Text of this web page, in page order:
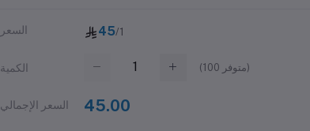
السعر 45/1
الكمية (100 متوفر)
السعر الإجمالي 45.00